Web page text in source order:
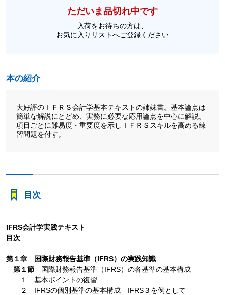
ただいま品切れ中です
入荷をお待ちの方は、
お気に入りリストへご登録ください
本の紹介
大好評のＩＦＲＳ会計学基本テキストの姉妹書。基本論点は
簡単な解説にとどめ、実務に必要な応用論点を中心に解説。
項目ごとに難易度・重要度を示しＩＦＲＳスキルを高める練
習問題を付す。
目次
IFRS会計学実践テキスト
目次
第１章 国際財務報告基準（IFRS）の実践知識
第１節国際財務報告基準（IFRS）の各基準の基本構成
１ 基本ポイントの復習
２ IFRSの個別基準の基本構成―IFRS３を例として